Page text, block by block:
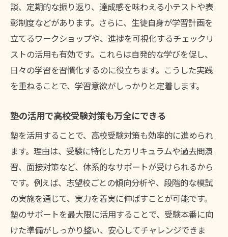
談、定期的な振り返り、達成感を味わえる小テストや表
彰制度などがあります。さらに、生徒自身が学習計画を
立てるワークショップや、進捗を可視化するチェックリ
ストの活用も有効です。これらは自発的な学びを促し、
日々の学習を習慣化するのに役立ちます。こうした実践
を重ねることで、学習意欲がしっかりと定着します。
塾の活用で高校受験対策も万全にできる
塾を活用することで、高校受験対策も効率的に進められ
ます。理由は、受験に特化したカリキュラムや過去問演
習、面接対策など、体系的なサポートが受けられるから
です。例えば、志望校ごとの傾向分析や、段階的な模試
の実施を通じて、実力を着実に伸ばすことが可能です。
塾のサポートを最大限に活用することで、受験本番に向
けた準備がしっかり整い、安心してチャレンジできま